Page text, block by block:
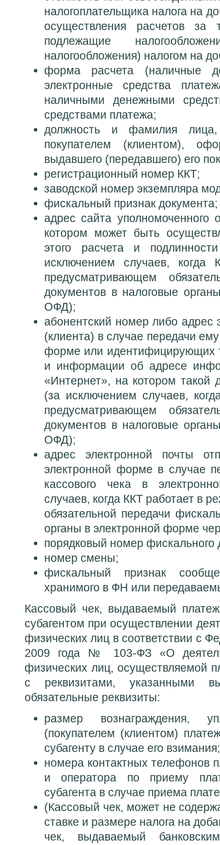
налогоплательщика налога на
осуществления расчетов
подлежащие
налогообложения) налогом на
форма расчета (наличные
электронные средства
наличными денежными
средствами платежа;
должность и фамилия
покупателем (клиентом),
выдавшего (передавшего) его
регистрационный номер ККТ;
заводской номер экземпляра
фискальный признак документа;
адрес сайта уполномоченного
котором может быть
этого расчета и
исключением случаев,
предусматривающем
документов в налоговые
ОФД);
абонентский номер либо адрес
(клиента) в случае передачи
форме или идентифицирующих
и информации об адресе
«Интернет», на котором такой
(за исключением случаев,
предусматривающем
документов в налоговые
ОФД);
адрес электронной почты
электронной форме в случае
кассового чека в
случаев, когда ККТ работает в
обязательной передачи
органы в электронной форме
порядковый номер фискального
номер смены;
фискальный признак
хранимого в ФН или
Кассовый чек, выдаваемый
субагентом при осуществлении
физических лиц в соответствии с
2009 года № 103-ФЗ «О
физических лиц, осуществляемой
с реквизитами, указанными
обязательные реквизиты:
размер вознаграждения,
(покупателем (клиентом)
субагенту в случае его взимания;
номера контактных телефонов
и оператора по приему
субагента в случае приема
(Кассовый чек, может не
ставке и размере налога на
чек, выдаваемый